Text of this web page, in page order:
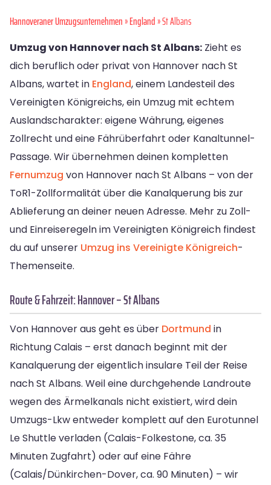
Hannoveraner Umzugsunternehmen»England» St Albans
Umzug von Hannover nach St Albans: Zieht es
dich beruflich oder privat von Hannover nach St
Albans, wartet in England, einem Landesteil des
Vereinigten Königreichs, ein Umzug mit echtem
Auslandscharakter: eigene Währung, eigenes
Zollrecht und eine Fährüberfahrt oder Kanaltunnel-
Passage. Wir übernehmen deinen kompletten
Fernumzug von Hannover nach St Albans – von der
ToR1-Zollformalität über die Kanalquerung bis zur
Ablieferung an deiner neuen Adresse. Mehr zu Zoll-
und Einreiseregeln im Vereinigten Königreich findest
du auf unserer Umzug ins Vereinigte Königreich-
Themenseite.
Route & Fahrzeit: Hannover – St Albans
Von Hannover aus geht es über Dortmund in
Richtung Calais – erst danach beginnt mit der
Kanalquerung der eigentlich insulare Teil der Reise
nach St Albans. Weil eine durchgehende Landroute
wegen des Ärmelkanals nicht existiert, wird dein
Umzugs-Lkw entweder komplett auf den Eurotunnel
Le Shuttle verladen (Calais-Folkestone, ca. 35
Minuten Zugfahrt) oder auf eine Fähre
(Calais/Dünkirchen-Dover, ca. 90 Minuten) – wir